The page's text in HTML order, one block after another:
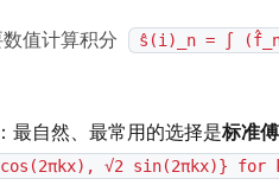
值计算积分
ŝ(i)_n = ∫
：最自然、最常用的选择是标准
√2 sin(2πkx)} for